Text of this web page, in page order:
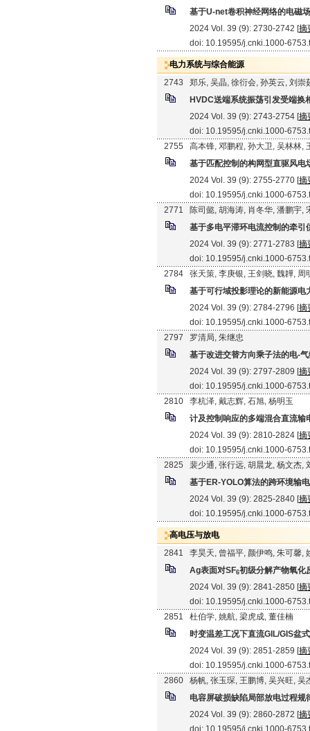
基于U-net卷积神经网络的电磁
2024 Vol. 39 (9): 2730-2742 [摘
doi: 10.19595/j.cnki.1000-
电力系统与综合能源
2743
郑乐, 吴晶, 徐衍会, 孙英云, 刘崇
HVDC送端系统振荡引发受端换
2024 Vol. 39 (9): 2743-2754 [摘
doi: 10.19595/j.cnki.1000-
2755
高本锋, 邓鹏程, 孙大卫, 吴林林,
基于匹配控制的构网型直驱风电
2024 Vol. 39 (9): 2755-2770 [摘
doi: 10.19595/j.cnki.1000-
2771
陈司懿, 胡海涛, 肖冬华, 潘鹏宇,
基于多电平滞环电流控制的牵引
2024 Vol. 39 (9): 2771-2783 [摘
doi: 10.19595/j.cnki.1000-
2784
张天策, 李庚银, 王剑晓, 魏韡, 周
基于可行域投影理论的新能源电
2024 Vol. 39 (9): 2784-2796 [摘
doi: 10.19595/j.cnki.1000-
2797
罗清局, 朱继忠
基于改进交替方向乘子法的电-
2024 Vol. 39 (9): 2797-2809 [摘
doi: 10.19595/j.cnki.1000-
2810
李杭泽, 戴志辉, 石旭, 杨明玉
计及控制响应的多端混合直流输
2024 Vol. 39 (9): 2810-2824 [摘
doi: 10.19595/j.cnki.1000-
2825
裴少通, 张行远, 胡晨龙, 杨文杰,
基于ER-YOLO算法的跨环境输
2024 Vol. 39 (9): 2825-2840 [摘
doi: 10.19595/j.cnki.1000-
高电压与放电
2841
李昊天, 曾福平, 颜伊鸣, 朱可馨,
Ag表面对SF6初级分解产物氧化
2024 Vol. 39 (9): 2841-2850 [摘
doi: 10.19595/j.cnki.1000-
2851
杜伯学, 姚航, 梁虎成, 董佳楠
时变温差工况下直流GIL/GIS盆
2024 Vol. 39 (9): 2851-2859 [摘
doi: 10.19595/j.cnki.1000-
2860
杨帆, 张玉琛, 王鹏博, 吴兴旺, 吴
电容屏破损缺陷局部放电过程规
2024 Vol. 39 (9): 2860-2872 [摘
doi: 10.19595/j.cnki.1000-